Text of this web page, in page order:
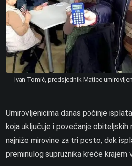
Ivan Tomić, predsjednik Matice
Umirovljenicima danas počinje
koja uključuje i povećanje
najniže mirovine za tri posto, dok
preminulog supružnika kreće krajem